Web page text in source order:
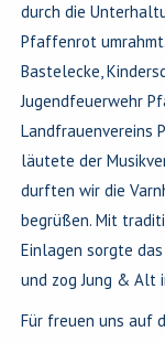
durch die
Pfaffenrot
Bastelecke,
Jugendfeuerwehr
Landfrauenvereins
läutete der
durften wir die
begrüßen. Mit
Einlagen sorgte
und zog Jung & Alt
Für freuen uns auf